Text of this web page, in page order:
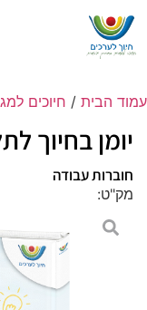
עמוד הבית / חיוכים
יומן בחיוך
חוברות עבודה
מק"ט: